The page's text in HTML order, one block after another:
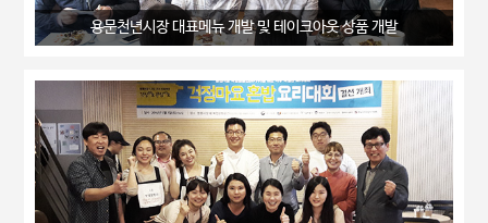
용문천년시장 대표메뉴 개발 및 테이크아웃 상품 개발